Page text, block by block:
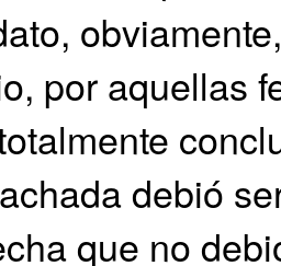
por aquellas
debió
que no